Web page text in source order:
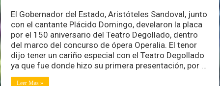
Aristóteles
y
Plácido
Domingo
placa
por
aniversario
del
El Gobernador del Estado, Aristóteles Sandoval, junto
con el cantante Plácido Domingo, develaron la placa
por el 150 aniversario del Teatro Degollado, dentro
del marco del concurso de ópera Operalia. El tenor
dijo tener un cariño especial con el Teatro Degollado
ya que fue donde hizo su primera presentación, por …
Leer Mas »